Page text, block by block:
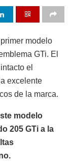
modelo
GTi. El
el
excelente
de la marca.
modelo
205 GTi a la